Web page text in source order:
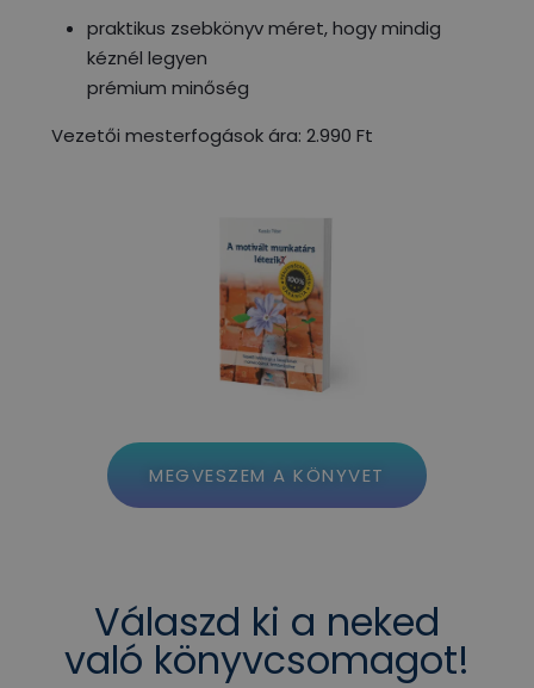
praktikus zsebkönyv méret, hogy mindig
kéznél legyen
prémium minőség
Vezetői mesterfogások ára: 2.990 Ft
MEGVESZEM A KÖNYVET
Válaszd ki a neked
való könyvcsomagot!